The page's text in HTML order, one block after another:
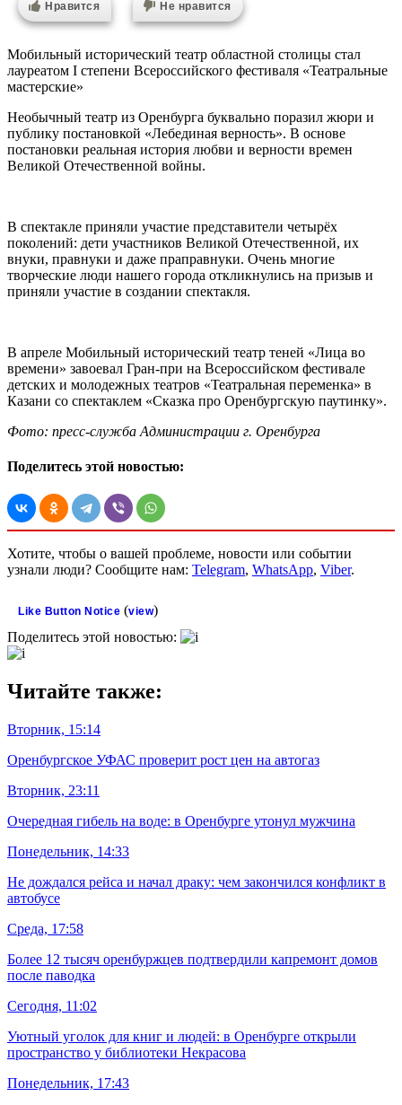
Нравится Не нравится
Мобильный исторический театр областной столицы стал
лауреатом I степени Всероссийского фестиваля «Театральные
мастерские»
Необычный театр из Оренбурга буквально поразил жюри и
публику постановкой «Лебединая верность». В основе
постановки реальная история любви и верности времен
Великой Отечественной войны.
В спектакле приняли участие представители четырёх
поколений: дети участников Великой Отечественной, их
внуки, правнуки и даже праправнуки. Очень многие
творческие люди нашего города откликнулись на призыв и
приняли участие в создании спектакля.
В апреле Мобильный исторический театр теней «Лица во
времени» завоевал Гран-при на Всероссийском фестивале
детских и молодежных театров «Театральная переменка» в
Казани со спектаклем «Сказка про Оренбургскую паутинку».
Фото: пресс-служба Администрации г. Оренбурга
Поделитесь этой новостью:
Хотите, чтобы о вашей проблеме, новости или событии
узнали люди? Сообщите нам: Telegram, WhatsApp, Viber.
Like Button Notice (view)
Поделитесь этой новостью:
Читайте также:
Вторник, 15:14
Оренбургское УФАС проверит рост цен на автогаз
Вторник, 23:11
Очередная гибель на воде: в Оренбурге утонул мужчина
Понедельник, 14:33
Не дождался рейса и начал драку: чем закончился конфликт в
автобусе
Среда, 17:58
Более 12 тысяч оренбуржцев подтвердили капремонт домов
после паводка
Сегодня, 11:02
Уютный уголок для книг и людей: в Оренбурге открыли
пространство у библиотеки Некрасова
Понедельник, 17:43